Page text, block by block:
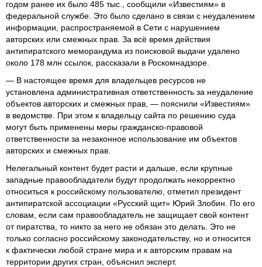
годом ранее их было 485 тыс., сообщили «Известиям» в
федеральной службе. Это было сделано в связи с неудалением
информации, распространяемой в Сети с нарушением
авторских или смежных прав. За всё время действия
антипиратского меморандума из поисковой выдачи удалено
около 178 млн ссылок, рассказали в Роскомнадзоре.
— В настоящее время для владельцев ресурсов не
установлена административная ответственность за неудаление
объектов авторских и смежных прав, — пояснили «Известиям»
в ведомстве. При этом к владельцу сайта по решению суда
могут быть применены меры гражданско-правовой
ответственности за незаконное использование им объектов
авторских и смежных прав.
Нелегальный контент будет расти и дальше, если крупные
западные правообладатели будут продолжать некорректно
относиться к российскому пользователю, отметил президент
антипиратской ассоциации «Русский щит» Юрий Злобин. По его
словам, если сам правообладатель не защищает свой контент
от пиратства, то никто за него не обязан это делать. Это не
только согласно российскому законодательству, но и относится
к фактически любой стране мира и к авторским правам на
территории других стран, объяснил эксперт.